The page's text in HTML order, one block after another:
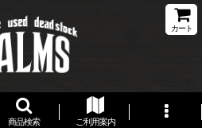
カート
商品検索 ご利用案内